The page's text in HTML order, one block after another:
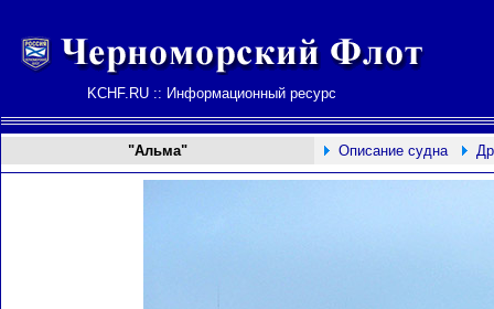
KCHF.RU :: Информационный ресурс
"Альма" Описание судна